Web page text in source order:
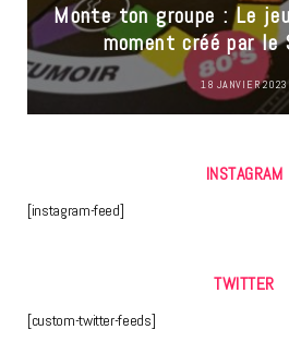
Monte ton groupe : Le
moment créé par le
18 JANVIER 2023
INSTAGRAM
[instagram-feed]
TWITTER
[custom-twitter-feeds]